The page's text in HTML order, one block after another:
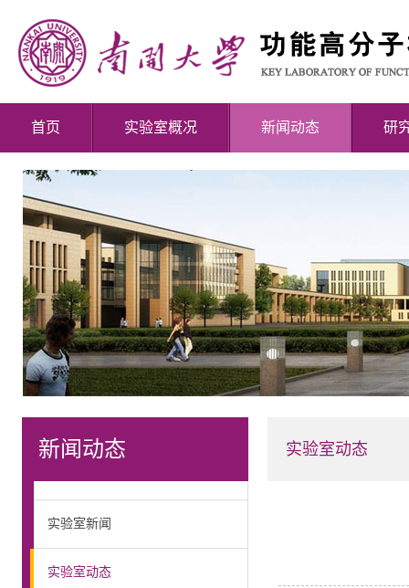
首页 实验室概况 新闻动态 研
新闻动态
实验室新闻
实验室动态
实验室动态